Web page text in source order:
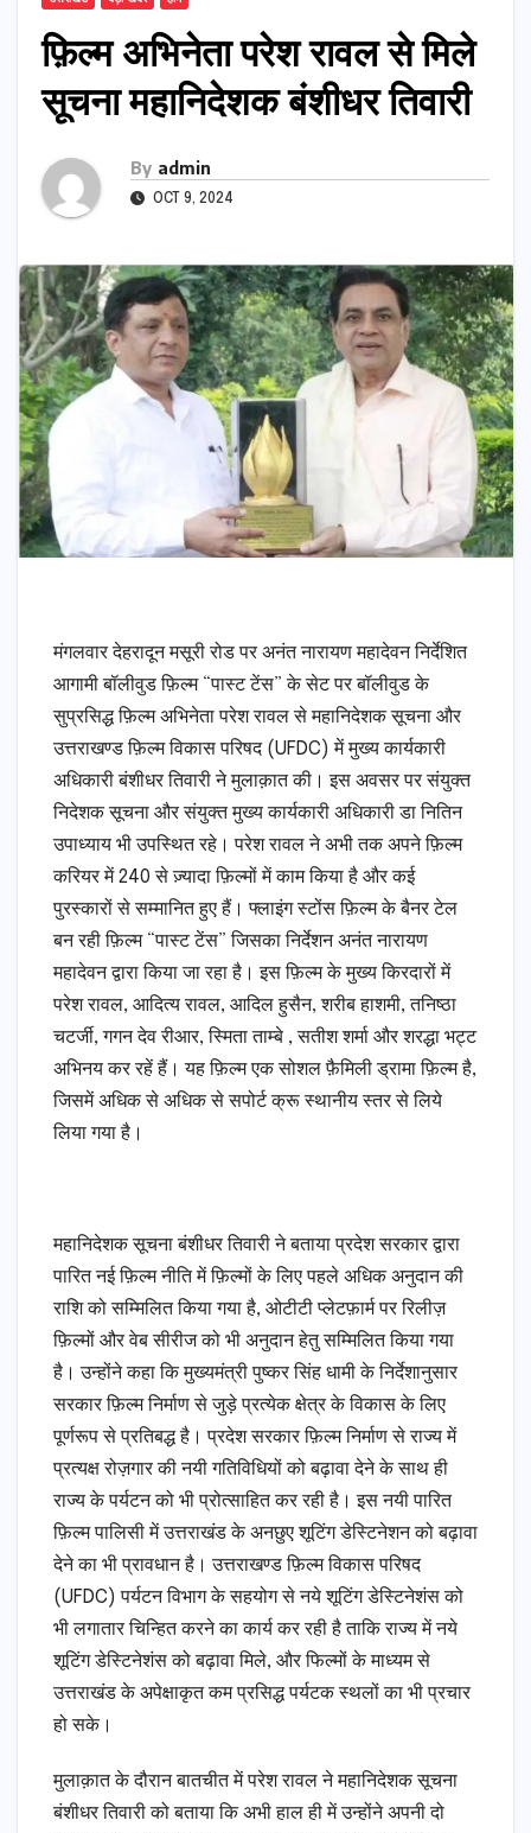
फ़िल्म अभिनेता परेश रावल से मिले
सूचना महानिदेशक बंशीधर तिवारी
By admin
OCT 9, 2024
मंगलवार देहरादून मसूरी रोड पर अनंत नारायण महादेवन निर्देशित
आगामी बॉलीवुड फ़िल्म “पास्ट टेंस” के सेट पर बॉलीवुड के
सुप्रसिद्ध फ़िल्म अभिनेता परेश रावल से महानिदेशक सूचना और
उत्तराखण्ड फ़िल्म विकास परिषद (UFDC) में मुख्य कार्यकारी
अधिकारी बंशीधर तिवारी ने मुलाक़ात की। इस अवसर पर संयुक्त
निदेशक सूचना और संयुक्त मुख्य कार्यकारी अधिकारी डा नितिन
उपाध्याय भी उपस्थित रहे। परेश रावल ने अभी तक अपने फ़िल्म
करियर में 240 से ज़्यादा फ़िल्मों में काम किया है और कई
पुरस्कारों से सम्मानित हुए हैं। फ्लाइंग स्टोंस फ़िल्म के बैनर टेल
बन रही फ़िल्म “पास्ट टेंस” जिसका निर्देशन अनंत नारायण
महादेवन द्वारा किया जा रहा है। इस फ़िल्म के मुख्य किरदारों में
परेश रावल, आदित्य रावल, आदिल हुसैन, शरीब हाशमी, तनिष्ठा
चटर्जी, गगन देव रीआर, स्मिता ताम्बे , सतीश शर्मा और शरद्धा भट्ट
अभिनय कर रहें हैं। यह फ़िल्म एक सोशल फ़ैमिली ड्रामा फ़िल्म है,
जिसमें अधिक से अधिक से सपोर्ट क्रू स्थानीय स्तर से लिये
लिया गया है।
महानिदेशक सूचना बंशीधर तिवारी ने बताया प्रदेश सरकार द्वारा
पारित नई फ़िल्म नीति में फ़िल्मों के लिए पहले अधिक अनुदान की
राशि को सम्मिलित किया गया है, ओटीटी प्लेटफ़ार्म पर रिलीज़
फ़िल्मों और वेब सीरीज को भी अनुदान हेतु सम्मिलित किया गया
है। उन्होंने कहा कि मुख्यमंत्री पुष्कर सिंह धामी के निर्देशानुसार
सरकार फ़िल्म निर्माण से जुड़े प्रत्येक क्षेत्र के विकास के लिए
पूर्णरूप से प्रतिबद्ध है। प्रदेश सरकार फ़िल्म निर्माण से राज्य में
प्रत्यक्ष रोज़गार की नयी गतिविधियों को बढ़ावा देने के साथ ही
राज्य के पर्यटन को भी प्रोत्साहित कर रही है। इस नयी पारित
फ़िल्म पालिसी में उत्तराखंड के अनछुए शूटिंग डेस्टिनेशन को बढ़ावा
देने का भी प्रावधान है। उत्तराखण्ड फ़िल्म विकास परिषद
(UFDC) पर्यटन विभाग के सहयोग से नये शूटिंग डेस्टिनेशंस को
भी लगातार चिन्हित करने का कार्य कर रही है ताकि राज्य में नये
शूटिंग डेस्टिनेशंस को बढ़ावा मिले, और फिल्मों के माध्यम से
उत्तराखंड के अपेक्षाकृत कम प्रसिद्ध पर्यटक स्थलों का भी प्रचार
हो सके।
मुलाक़ात के दौरान बातचीत में परेश रावल ने महानिदेशक सूचना
बंशीधर तिवारी को बताया कि अभी हाल ही में उन्होंने अपनी दो